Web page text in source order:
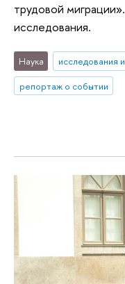
трудовой
исследования.
Наука исследования
репортаж о событии